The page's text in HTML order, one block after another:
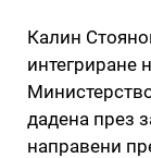
Калин
интегриране
дадена през
направени